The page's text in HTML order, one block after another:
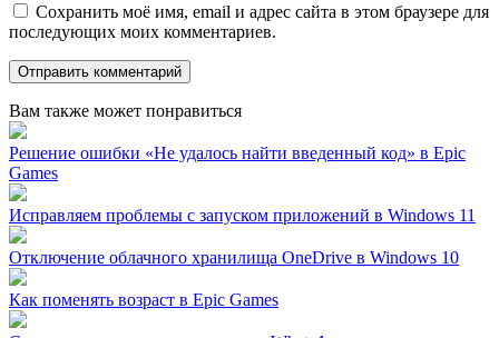
Сохранить моё имя, email и адрес сайта в этом браузере для
последующих моих комментариев.
Вам также может понравиться
Решение ошибки «Не удалось найти введенный код» в Epic
Games
Исправляем проблемы с запуском приложений в Windows 11
Отключение облачного хранилища OneDrive в Windows 10
Как поменять возраст в Epic Games